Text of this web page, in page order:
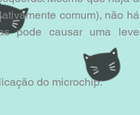
comum), não há
pode causar uma leve
do microchip: